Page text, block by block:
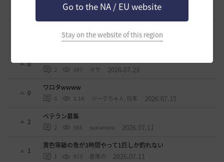
Go to the NA / EU website
Stay on the website of this region
768 飛鳥雨音 2026.07.24
844 無敵で踊り狂う女 2026.07.23
0
2 887 マサ 2026.07.23
0
ワロタwwww
0 1.1K ジークちゃん-日本 2026.07.15
2
ベテラン募集
2 885 sunanana 2026.07.11
1
黄色等級の魚が3時間やって1匹しか釣れない
1 973 倉庫の 2026.07.11